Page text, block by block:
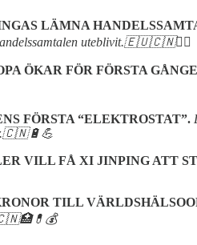
LÄMNA
uteblivit.🇪🇺🇨🇳🤷‍♂️
ÖKAR FÖR FÖRSTA
FÖRSTA “ELEKTROSTAT”.
VILL FÅ XI JINPING ATT
TILL